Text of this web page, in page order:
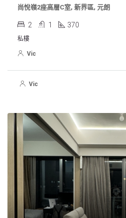
尚悅嶺2座高層C室, 新界區, 元朗
2 1 370
私樓
Vic
Vic